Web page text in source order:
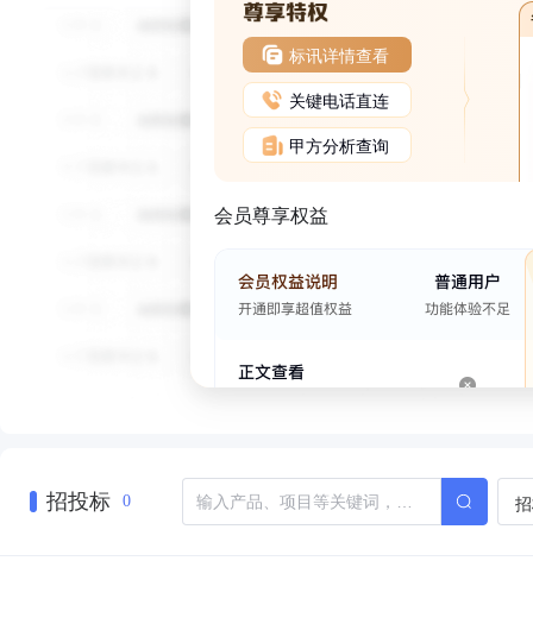
标讯详情查看
关键电话直连
甲方分析查询
会员尊享权益
招投标 0